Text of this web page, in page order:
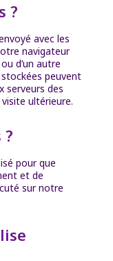
?
avec les
navigateur
d’un autre
peuvent
serveurs des
ultérieure.
pour que
et de
sur notre